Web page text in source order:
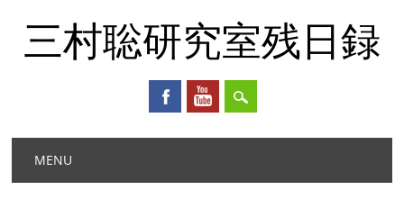
三村聡研究室残日録
Main menu
MENU